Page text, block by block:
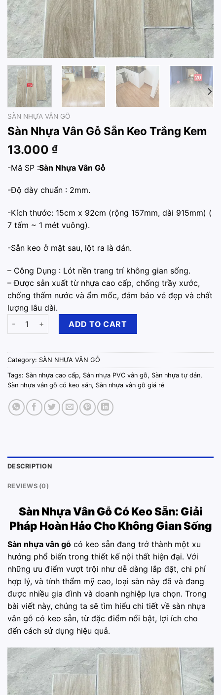
SÀN NHỰA VÂN GỖ
Sàn Nhựa Vân Gỗ Sẵn Keo Trắng Kem
13.000 ₫
-Mã SP :Sàn Nhựa Vân Gỗ
-Độ dày chuẩn : 2mm.
-Kích thước: 15cm x 92cm (rộng 157mm, dài 915mm) (
7 tấm ~ 1 mét vuông).
-Sẵn keo ở mặt sau, lột ra là dán.
– Công Dụng : Lót nền trang trí không gian sống.
– Được sản xuất từ nhựa cao cấp, chống trầy xước,
chống thấm nước và ẩm mốc, đảm bảo vẻ đẹp và chất
lượng lâu dài.
Sàn Nhựa Vân Gỗ Sẵn Keo Trắng Kem quantity
ADD TO CART
Category: SÀN NHỰA VÂN GỖ
Tags: Sàn nhựa cao cấp, Sàn nhựa PVC vân gỗ, Sàn nhựa tự dán,
Sàn nhựa vân gỗ có keo sẵn, Sàn nhựa vân gỗ giá rẻ
DESCRIPTION
REVIEWS (0)
Sàn Nhựa Vân GỗCó Keo Sẵn: Giải
Pháp Hoàn Hảo Cho Không Gian Sống
Sàn nhựa vân gỗ có keo sẵn đang trở thành một xu
hướng phổ biến trong thiết kế nội thất hiện đại. Với
những ưu điểm vượt trội như dễ dàng lắp đặt, chi phí
hợp lý, và tính thẩm mỹ cao, loại sàn này đã và đang
được nhiều gia đình và doanh nghiệp lựa chọn. Trong
bài viết này, chúng ta sẽ tìm hiểu chi tiết về sàn nhựa
vân gỗ có keo sẵn, từ đặc điểm nổi bật, lợi ích cho
đến cách sử dụng hiệu quả.